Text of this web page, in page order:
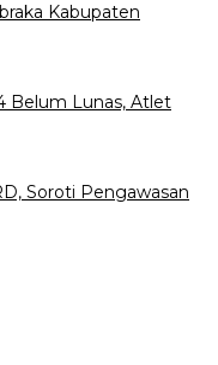
Kabupaten
Belum Lunas, Atlet
Soroti Pengawasan